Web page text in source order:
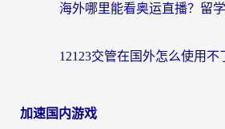
加速国内游戏